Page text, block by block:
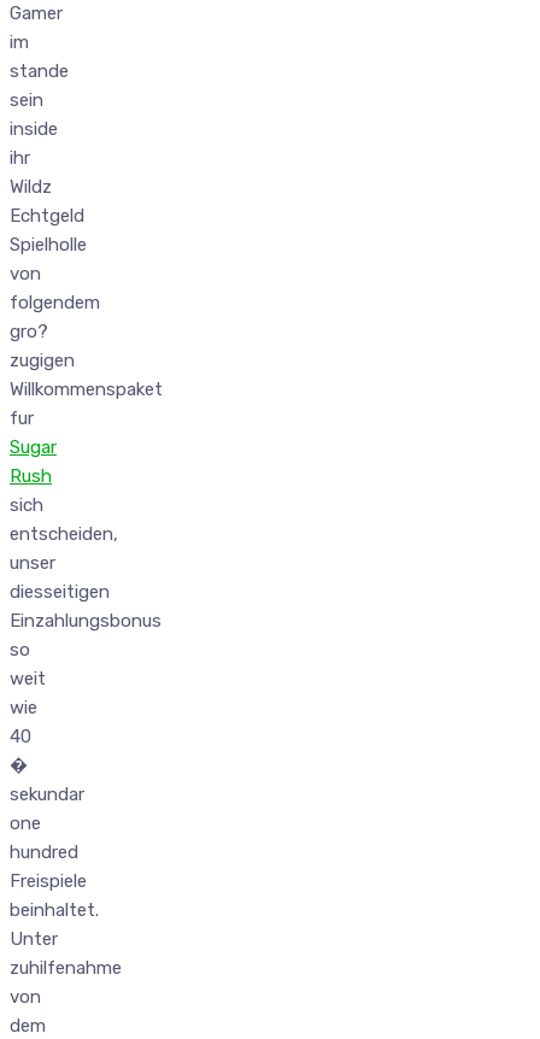
Gamer
im
stande
sein
inside
ihr
Wildz
Echtgeld
Spielholle
von
folgendem
gro?
zugigen
Willkommenspaket
fur
Sugar
Rush
sich
entscheiden,
unser
diesseitigen
Einzahlungsbonus
so
weit
wie
40
�
sekundar
one
hundred
Freispiele
beinhaltet.
Unter
zuhilfenahme
von
dem